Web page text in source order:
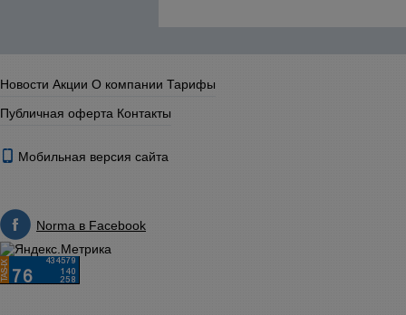
Новости Акции О компании Тарифы
Публичная оферта Контакты
Мобильная версия сайта
Norma в Facebook